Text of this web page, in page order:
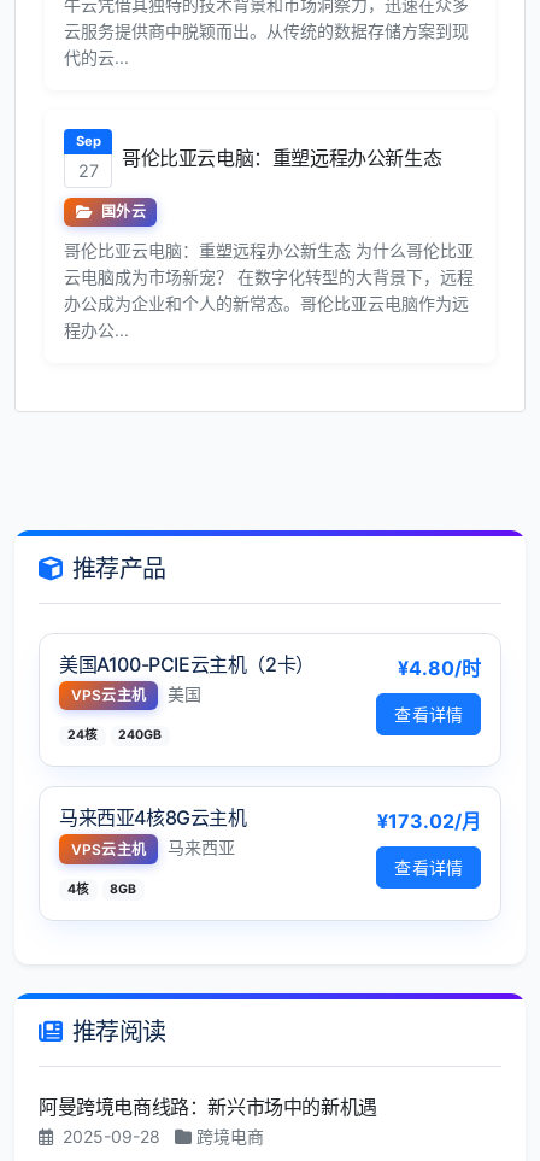
云服务提供商中脱颖而出。从传统的数据存储方案到现
代的云...
Sep
27
哥伦比亚云电脑：重塑远程办公新生态
国外云
哥伦比亚云电脑：重塑远程办公新生态 为什么哥伦比亚
云电脑成为市场新宠？ 在数字化转型的大背景下，远程
办公成为企业和个人的新常态。哥伦比亚云电脑作为远
程办公...
推荐产品
美国A100-PCIE云主机（2卡）
VPS云主机 美国
24核 240GB
¥4.80/时
查看详情
马来西亚4核8G云主机
VPS云主机 马来西亚
4核 8GB
¥173.02/月
查看详情
推荐阅读
阿曼跨境电商线路：新兴市场中的新机遇
2025-09-28 跨境电商